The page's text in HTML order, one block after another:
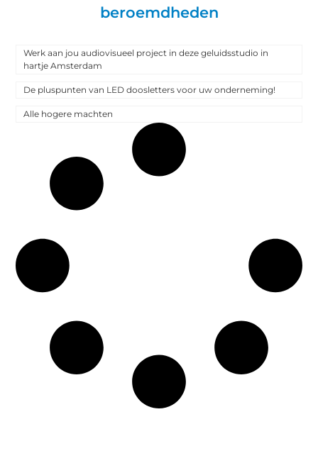
beroemdheden
Werk aan jou audiovisueel project in deze geluidsstudio in
hartje Amsterdam
De pluspunten van LED doosletters voor uw onderneming!
Alle hogere machten